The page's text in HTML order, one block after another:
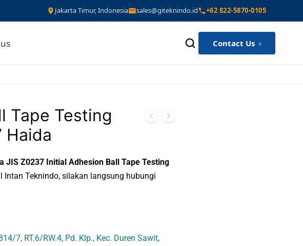
Jakarta Timur, Indonesia sales@giteknindo.id +62 822-5870-0105
Contact Us
Tape Testing
Haida
JIS Z0237 Initial Adhesion Ball Tape Testing
Intan Teknindo, silakan langsung hubungi
7, RT.6/RW.4, Pd. Klp., Kec. Duren Sawit,